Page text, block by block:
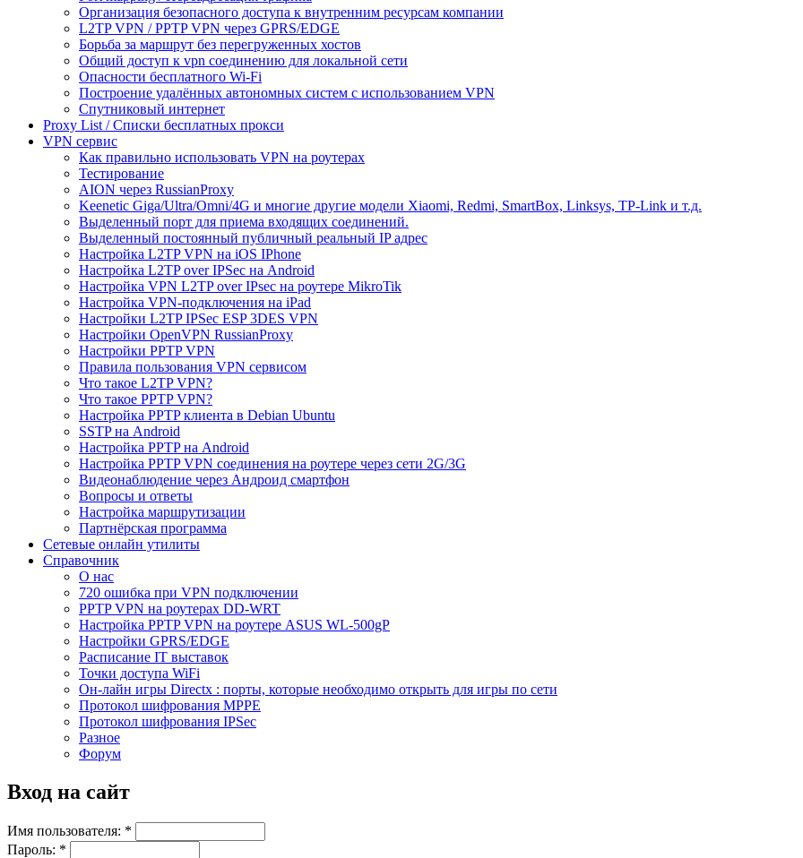
Организация безопасного доступа к внутренним ресурсам компании
L2TP VPN / PPTP VPN через GPRS/EDGE
Борьба за маршрут без перегруженных хостов
Общий доступ к vpn соединению для локальной сети
Опасности бесплатного Wi-Fi
Построение удалённых автономных систем с использованием VPN
Спутниковый интернет
Proxy List / Списки бесплатных прокси
VPN сервис
Как правильно использовать VPN на роутерах
Тестирование
AION через RussianProxy
Keenetic Giga/Ultra/Omni/4G и многие другие модели Xiaomi, Redmi, SmartBox, Linksys, TP-Link и т.д.
Выделенный порт для приема входящих соединений.
Выделенный постоянный публичный реальный IP адрес
Настройка L2TP VPN на iOS IPhone
Настройка L2TP over IPSec на Android
Настройка VPN L2TP over IPsec на роутере MikroTik
Настройка VPN-подключения на iPad
Настройки L2TP IPSec ESP 3DES VPN
Настройки OpenVPN RussianProxy
Настройки PPTP VPN
Правила пользования VPN сервисом
Что такое L2TP VPN?
Что такое PPTP VPN?
Настройка PPTP клиента в Debian Ubuntu
SSTP на Android
Настройка PPTP на Android
Настройка PPTP VPN соединения на роутере через сети 2G/3G
Видеонаблюдение через Андроид смартфон
Вопросы и ответы
Настройка маршрутизации
Партнёрская программа
Сетевые онлайн утилиты
Справочник
О нас
720 ошибка при VPN подключении
PPTP VPN на роутерах DD-WRT
Настройка PPTP VPN на роутере ASUS WL-500gP
Настройки GPRS/EDGE
Расписание IT выставок
Точки доступа WiFi
Он-лайн игры Directx : порты, которые необходимо открыть для игры по сети
Протокол шифрования MPPE
Протокол шифрования IPSec
Разное
Форум
Вход на сайт
Имя пользователя: *
Пароль: *